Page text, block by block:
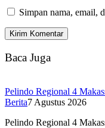
Simpan nama, email,
Baca Juga
Pelindo Regional 4
Berita7 Agustus 2026
Pelindo Regional 4